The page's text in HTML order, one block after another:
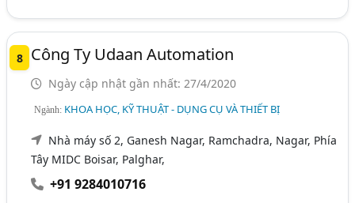
8 Công Ty Udaan Automation
Ngày cập nhật gần nhất: 27/4/2020
Ngành: KHOA HỌC, KỸ THUẬT - DỤNG CỤ VÀ THIẾT BỊ
Nhà máy số 2, Ganesh Nagar, Ramchadra, Nagar, Phía
Tây MIDC Boisar, Palghar,
+91 9284010716